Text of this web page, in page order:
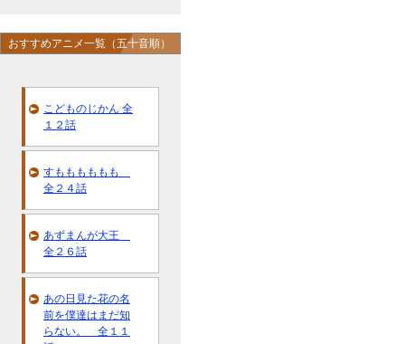
おすすめアニメ一覧（五十音順）
こどものじかん 全
１２話
すもももももも
全２４話
あずまんが大王
全２６話
あの日見た花の名
前を僕達はまだ知
らない。 全１１